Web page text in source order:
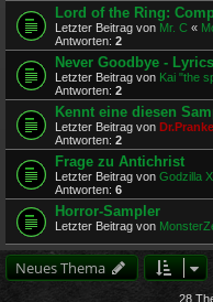
Lord of the Ring:
Letzter Beitrag von Mr. C «
Antworten: 2
Never Goodbye - Lyrics
Letzter Beitrag von Kai "the
Antworten: 2
Kennt eine diesen
Letzter Beitrag von
Antworten: 2
Frage zu Antichrist
Letzter Beitrag von Godzilla
Antworten: 6
Horror-Sampler
Letzter Beitrag von
Neues Thema
28